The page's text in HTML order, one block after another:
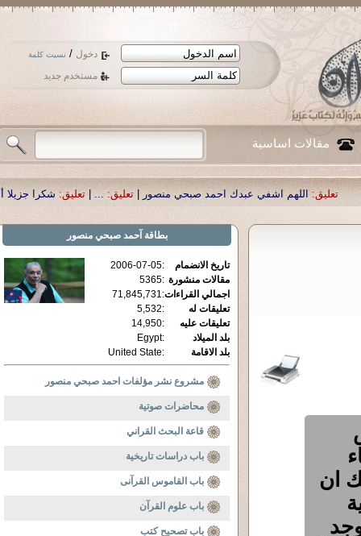
دخول / نسيت كلمة
مستخدم جديد
مقالات اساسية
اشفي عبدك احمد صبحي منصور| تعليق: ...
|تعليق: شكرا جزيلا أستاذ حمد
ان
بطاقة آحمد صبحي منصور
تاريخ الانضمام :
2006-07-05
مقالات منشورة :
5365
اجمالي القراءات:
71,845,731
تعليقات له
:
5,532
تعليقات عليه
:
14,950
بلد الميلاد
:
Egypt
بلد الاقامة
:
United State
مشروع نشر مؤلفات احمد صبحي منصور
محاضرات صوتية
قاعة البحث القراني
باب دراسات تاريخية
باب القاموس القرآنى
باب علوم القرآن
باب تصحيح كتب